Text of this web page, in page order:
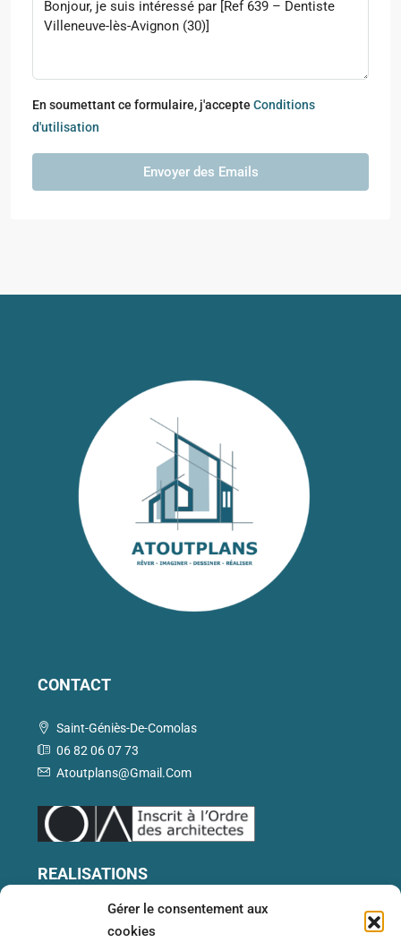
Gérer le consentement aux
cookies
En soumettant ce formulaire, j'accepte Conditions
d'utilisation
Envoyer des Emails
CONTACT
Saint-Géniès-De-Comolas
06 82 06 07 73
Atoutplans@gmail.com
REALISATIONS
Ref 639 – Dentiste Villeneuve-Lès-Avignon
(30)